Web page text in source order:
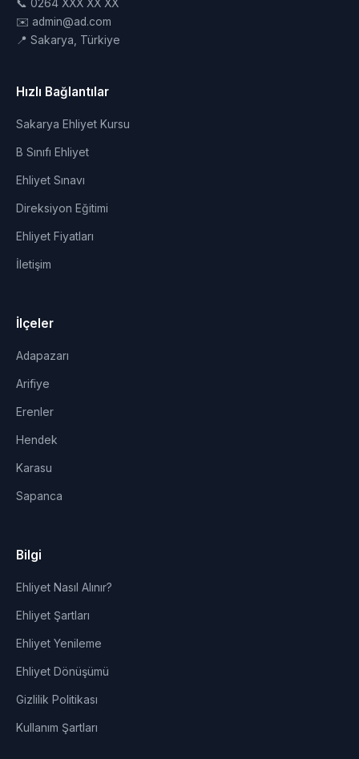
📞 0264 XXX XX XX
✉️ admin@ad.com
📍 Sakarya, Türkiye
Hızlı Bağlantılar
Sakarya Ehliyet Kursu
B Sınıfı Ehliyet
Ehliyet Sınavı
Direksiyon Eğitimi
Ehliyet Fiyatları
İletişim
İlçeler
Adapazarı
Arifiye
Erenler
Hendek
Karasu
Sapanca
Bilgi
Ehliyet Nasıl Alınır?
Ehliyet Şartları
Ehliyet Yenileme
Ehliyet Dönüşümü
Gizlilik Politikası
Kullanım Şartları